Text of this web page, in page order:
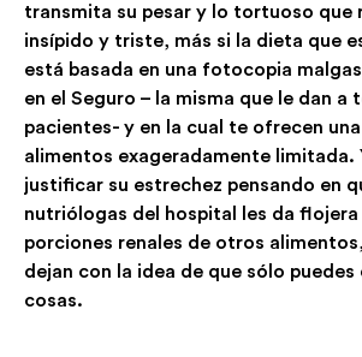
transmita su pesar y lo tortuoso que
insípido y triste, más si la dieta que
está basada en una fotocopia
en el Seguro – la misma que le dan a
pacientes- y en la cual te ofrecen
alimentos exageradamente limitada.
justificar su estrechez pensando en
nutriólogas del hospital les da
porciones renales de otros
dejan con la idea de que sólo puedes
cosas.